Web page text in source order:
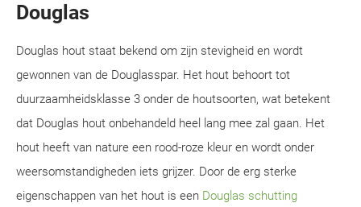
Douglas
Douglas hout staat bekend om zijn stevigheid en wordt
gewonnen van de Douglasspar. Het hout behoort tot
duurzaamheidsklasse 3 onder de houtsoorten, wat betekent
dat Douglas hout onbehandeld heel lang mee zal gaan. Het
hout heeft van nature een rood-roze kleur en wordt onder
weersomstandigheden iets grijzer. Door de erg sterke
eigenschappen van het hout is een Douglas schutting